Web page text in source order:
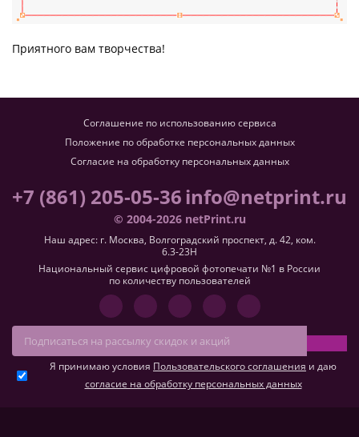
Приятного вам творчества!
Соглашение по использованию сервиса
Положение по обработке персональных данных
Согласие на обработку персональных данных
+7 (861) 205-05-36info@netprint.ru
© 2004-2026 netPrint.ru
Наш адрес: г. Москва, Волгоградский проспект, д. 42, ком.
6.3-23H
Национальный сервис цифровой фотопечати №1 в России
по количеству пользователей
Я принимаю условия Пользовательского соглашения и даю
согласие на обработку персональных данных